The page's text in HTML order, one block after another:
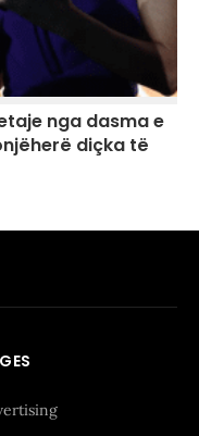
nga dasma e
diçka të